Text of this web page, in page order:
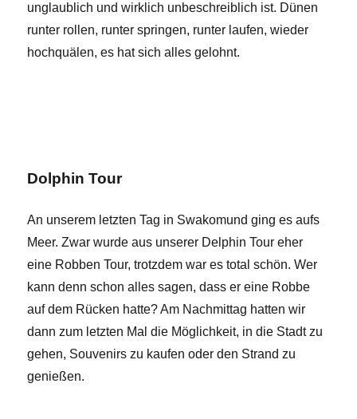
unglaublich und wirklich unbeschreiblich ist. Dünen
runter rollen, runter springen, runter laufen, wieder
hochquälen, es hat sich alles gelohnt.
Dolphin Tour
An unserem letzten Tag in Swakomund ging es aufs
Meer. Zwar wurde aus unserer Delphin Tour eher
eine Robben Tour, trotzdem war es total schön. Wer
kann denn schon alles sagen, dass er eine Robbe
auf dem Rücken hatte? Am Nachmittag hatten wir
dann zum letzten Mal die Möglichkeit, in die Stadt zu
gehen, Souvenirs zu kaufen oder den Strand zu
genießen.